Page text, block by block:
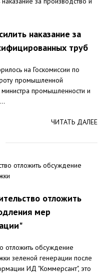
наказание за
труб
на Госкомиссии по
промышленной
промышленности и
ЧИТАТЬ ДАЛЕЕ
отложить
мер
отложить обсуждение
зеленой генерации после
ИД "Коммерсант", это